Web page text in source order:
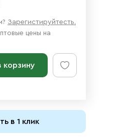
Зарегистируйтесть,
цены на
корзину
в 1 клик